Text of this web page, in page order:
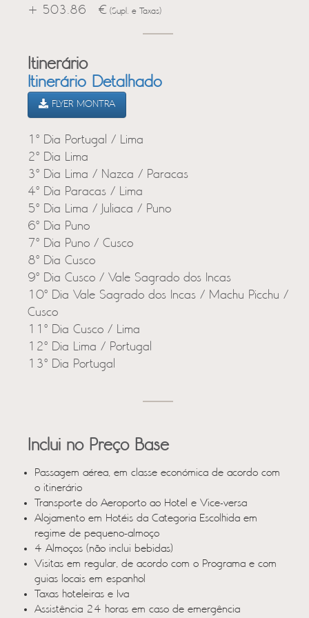
+ 503.86 € (Supl. e Taxas)
Itinerário
Itinerário Detalhado
FLYER MONTRA
1º Dia Portugal / Lima
2º Dia Lima
3º Dia Lima / Nazca / Paracas
4º Dia Paracas / Lima
5º Dia Lima / Juliaca / Puno
6º Dia Puno
7º Dia Puno / Cusco
8º Dia Cusco
9º Dia Cusco / Vale Sagrado dos Incas
10º Dia Vale Sagrado dos Incas / Machu Picchu /
Cusco
11º Dia Cusco / Lima
12º Dia Lima / Portugal
13º Dia Portugal
Inclui no Preço Base
Passagem aérea, em classe económica de acordo com
o itinerário
Transporte do Aeroporto ao Hotel e Vice-versa
Alojamento em Hotéis da Categoria Escolhida em
regime de pequeno-almoço
4 Almoços (não inclui bebidas)
Visitas em regular, de acordo com o Programa e com
guias locais em espanhol
Taxas hoteleiras e Iva
Assistência 24 horas em caso de emergência